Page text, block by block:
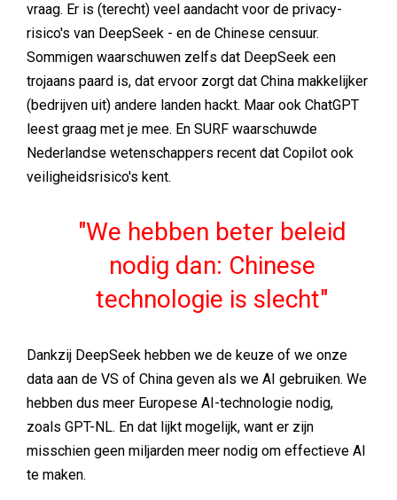
vraag. Er is (terecht) veel aandacht voor de privacy-
risico's van DeepSeek - en de Chinese censuur.
Sommigen waarschuwen zelfs dat DeepSeek een
trojaans paard is, dat ervoor zorgt dat China makkelijker
(bedrijven uit) andere landen hackt. Maar ook ChatGPT
leest graag met je mee. En SURF waarschuwde
Nederlandse wetenschappers recent dat Copilot ook
veiligheidsrisico's kent.
We hebben beter beleid
nodig dan: Chinese
technologie is slecht
Dankzij DeepSeek hebben we de keuze of we onze
data aan de VS of China geven als we AI gebruiken. We
hebben dus meer Europese AI-technologie nodig,
zoals GPT-NL. En dat lijkt mogelijk, want er zijn
misschien geen miljarden meer nodig om effectieve AI
te maken.